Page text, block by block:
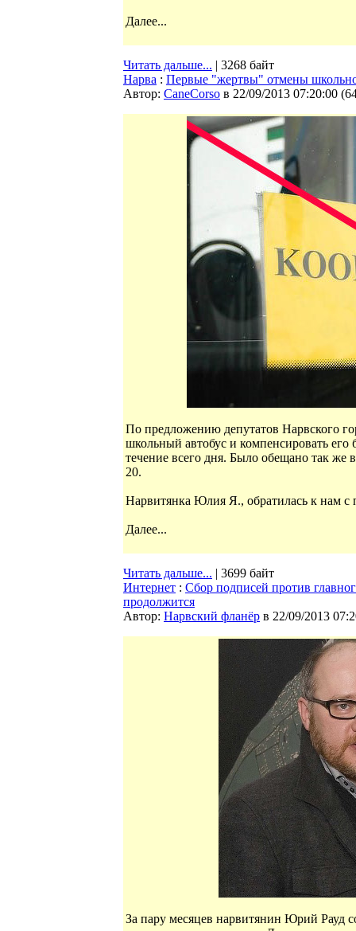
Далее...
Читать дальше... | 3268 байт
Нарва : Первые "жертвы" отмены
Автор: CaneCorso в 22/09/2013 07:20:00 (
По предложению депутатов Нарвского
школьный автобус и компенсировать его
течение всего дня. Было обещано так
20.
Нарвитянка Юлия Я., обратилась к нам с
Далее...
Читать дальше... | 3699 байт
Интернет : Сбор подписей против
продолжится
Автор: Нарвский фланёр в 22/09/2013
За пару месяцев нарвитянин Юрий Рауд